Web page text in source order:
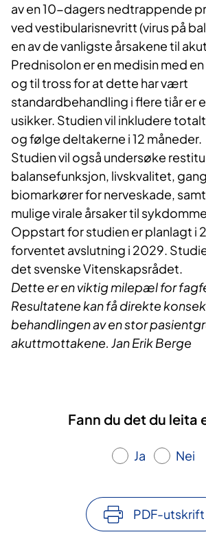
av en 10-dagers nedtrappende
ved vestibularisnevritt (virus på
en av de vanligste årsakene til
Prednisolon er en medisin med
og til tross for at dette har vært
standardbehandling i flere tiår er
usikker. Studien vil inkludere
og følge deltakerne i 12 måneder.
Studien vil også undersøke
balansefunksjon, livskvalitet,
biomarkører for nerveskade,
mulige virale årsaker til
Oppstart for studien er planlagt i
forventet avslutning i 2029.
det svenske Vitenskapsrådet.
Dette er en viktig milepæl for
Resultatene kan få direkte
behandlingen av en stor
akuttmottakene. Jan Erik Berge
Fann du det du leita
Ja Nei
PDF-utskrift